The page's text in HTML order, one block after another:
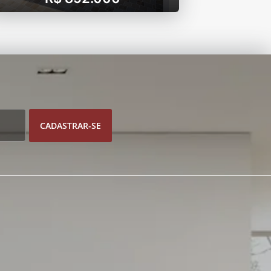
CADASTRAR-SE